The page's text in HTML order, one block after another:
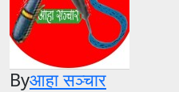
Byआहा सञ्चार